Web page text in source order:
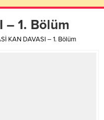
– 1. Bölüm
KAN DAVASI – 1. Bölüm